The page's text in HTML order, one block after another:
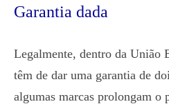
Garantia dada
Legalmente, dentro da União
têm de dar uma garantia de
algumas marcas prolongam o